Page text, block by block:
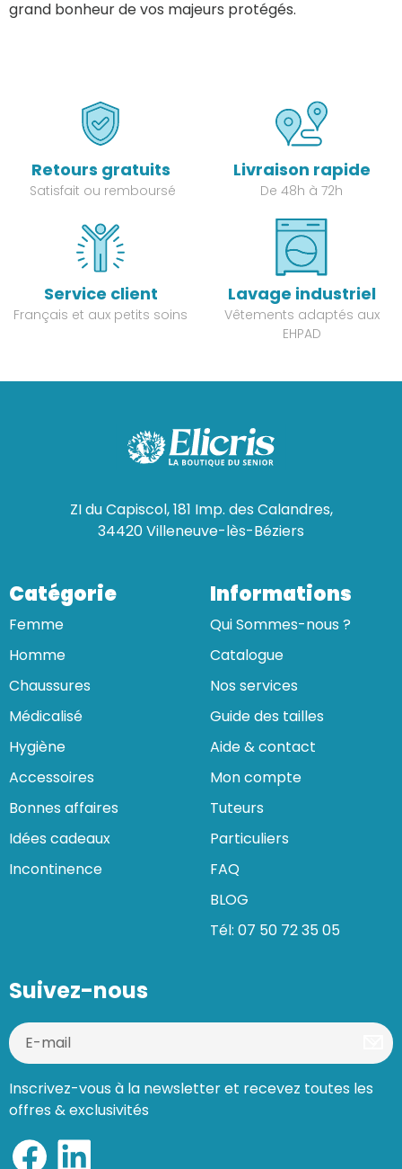
grand bonheur de vos majeurs protégés.
Retours gratuits
Satisfait ou remboursé
Livraison rapide
De 48h à 72h
Service client
Français et aux petits soins
Lavage industriel
Vêtements adaptés aux
EHPAD
ZI du Capiscol, 181 Imp. des Calandres,
34420 Villeneuve-lès-Béziers
Catégorie
Femme
Homme
Chaussures
Médicalisé
Hygiène
Accessoires
Bonnes affaires
Idées cadeaux
Incontinence
Informations
Qui Sommes-nous ?
Catalogue
Nos services
Guide des tailles
Aide & contact
Mon compte
Tuteurs
Particuliers
FAQ
BLOG
Tél: 07 50 72 35 05
Suivez-nous
Inscrivez-vous à la newsletter et recevez toutes les
offres & exclusivités